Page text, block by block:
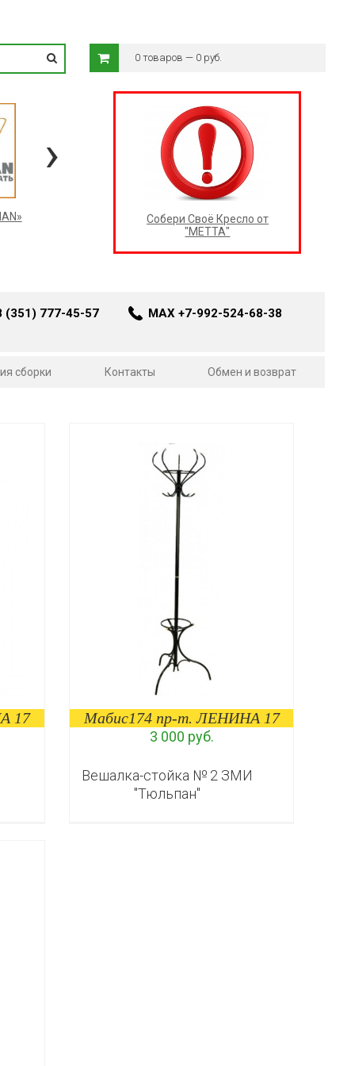
0 товаров — 0 руб.
›
Собери Своё Кресло от
"МЕТТА"
(351) 777-45-57
MAX +7-992-524-68-38
сборки Контакты Обмен и возврат
17 Мабис174 пр-т. ЛЕНИНА 17
3 000 руб.
Вешалка-стойка № 2 ЗМИ
"Тюльпан"